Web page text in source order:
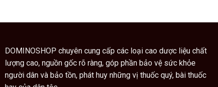
DOMINOSHOP chuyên cung cấp các loại cao dược liệu chất
lượng cao, nguồn gốc rõ ràng, góp phần bảo vệ sức khỏe
người dân và bảo tồn, phát huy những vị thuốc quý, bài thuốc